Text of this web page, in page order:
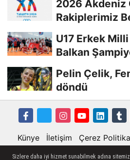
2026 Akdeniz
Rakiplerimiz
U17 Erkek Milli
Balkan
Pelin Çelik,
döndü
Künye İletişim Çerez
Sizlere daha iyi hizmet sunabilmek adına